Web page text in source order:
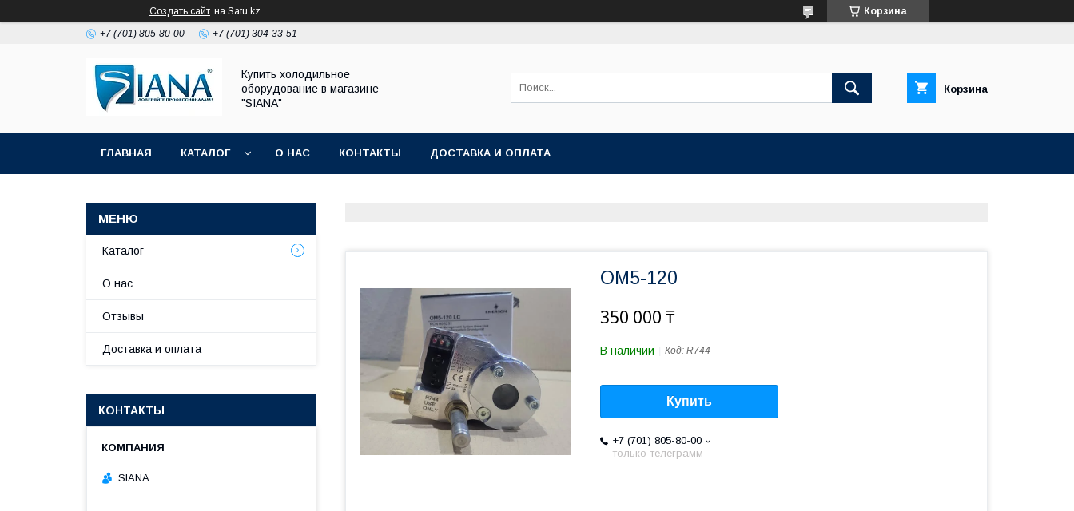
Создать сайт на Satu.kz Корзина
+7 (701) 805-80-00 +7 (701) 304-33-51
Купить холодильное
оборудование в магазине
"SIANA"
Корзина
ГЛАВНАЯ КАТАЛОГ О НАС КОНТАКТЫ ДОСТАВКА И ОПЛАТА
OM5-120
350 000 ₸
В наличии Код: R744
Купить
+7 (701) 805-80-00
только телеграмм
Каталог
О нас
Отзывы
Доставка и оплата
КОНТАКТЫ
SIANA